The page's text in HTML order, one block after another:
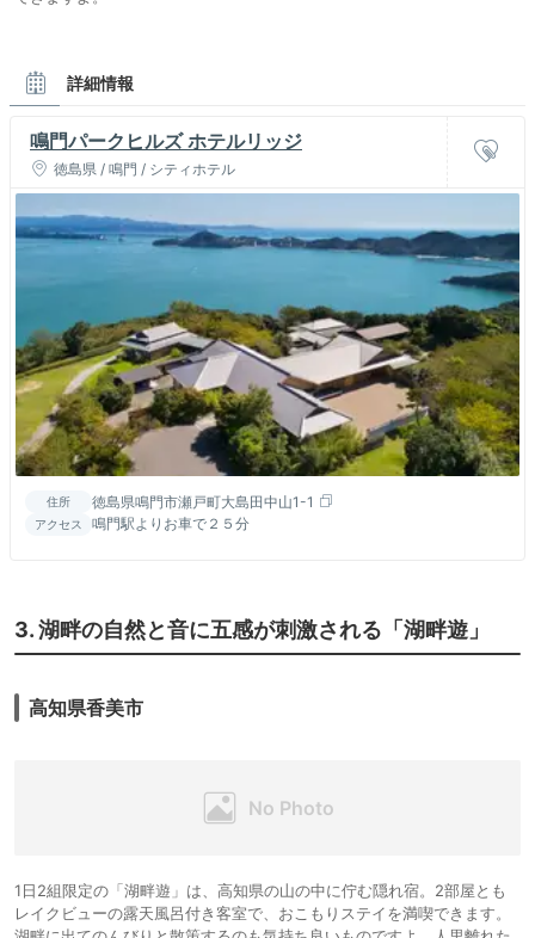
詳細情報
鳴門パークヒルズ ホテルリッジ
徳島県 / 鳴門 / シティホテル
住所 徳島県鳴門市瀬戸町大島田中山1-1
アクセス 鳴門駅よりお車で２５分
3. 湖畔の自然と音に五感が刺激される「湖畔遊」
高知県香美市
1日2組限定の「湖畔遊」は、高知県の山の中に佇む隠れ宿。2部屋とも
レイクビューの露天風呂付き客室で、おこもりステイを満喫できます。